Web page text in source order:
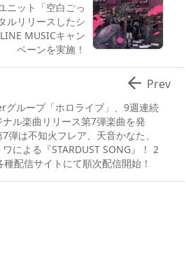
ニット「空白ごっ
ルリリースしたシ
MUSICキャン
ペーンを実施！
グループ「ホロライブ」、9週連続
ナル楽曲リリース第7弾楽曲を発
弾は不知火フレア、天音かなた、
による『STARDUST SONG』！ 2
配信サイトにて順次配信開始！
 Prev